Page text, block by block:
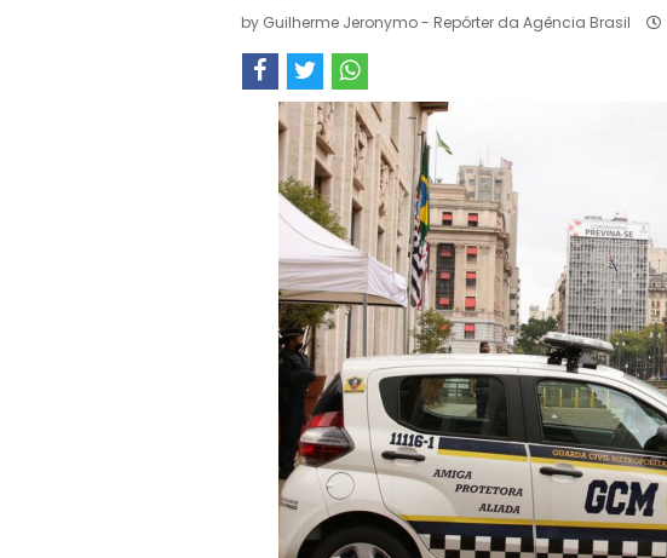
by Guilherme Jeronymo - Repórter da Agência Brasil